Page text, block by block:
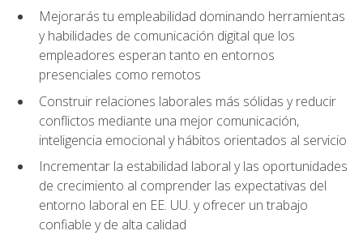
Mejorarás tu empleabilidad dominando herramientas
y habilidades de comunicación digital que los
empleadores esperan tanto en entornos
presenciales como remotos
Construir relaciones laborales más sólidas y reducir
conflictos mediante una mejor comunicación,
inteligencia emocional y hábitos orientados al servicio
Incrementar la estabilidad laboral y las oportunidades
de crecimiento al comprender las expectativas del
entorno laboral en EE. UU. y ofrecer un trabajo
confiable y de alta calidad